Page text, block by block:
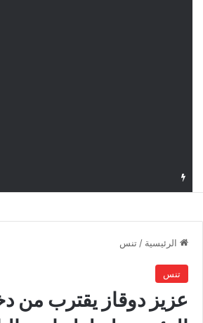
الرئيسية / تنس
تنس
عزيز دوقاز يقترب من